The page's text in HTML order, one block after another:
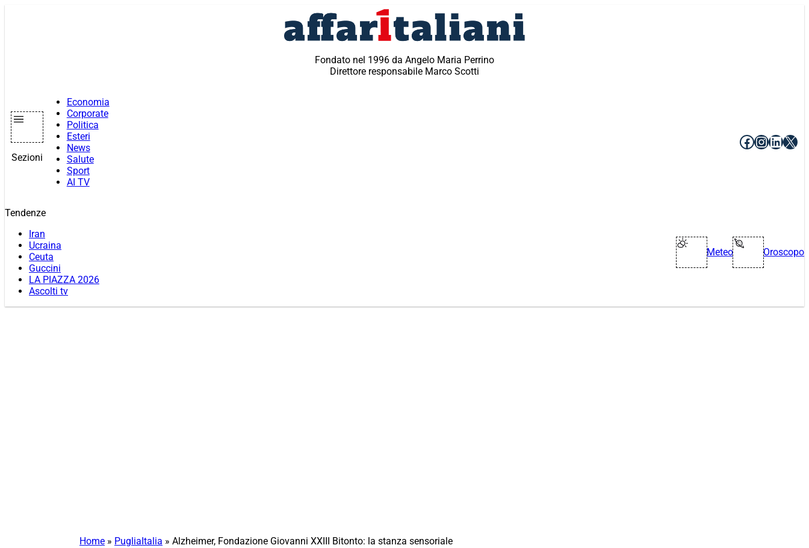
Fondato nel 1996 da Angelo Maria Perrino
Direttore responsabile Marco Scotti
Sezioni
Economia
Corporate
Politica
Esteri
News
Salute
Sport
AI TV
Facebook
X
Tendenze
Iran
Ucraina
Ceuta
Guccini
LA PIAZZA 2026
Ascolti tv
Meteo Oroscopo
Home » PugliaItalia » Alzheimer, Fondazione Giovanni XXIII Bitonto: la stanza sensoriale